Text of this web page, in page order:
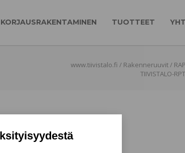
KORJAUSRAKENTAMINEN TUOTTEET
www.tiivistalo.fi / Rakenneruuvit/
TIIVISTALO-